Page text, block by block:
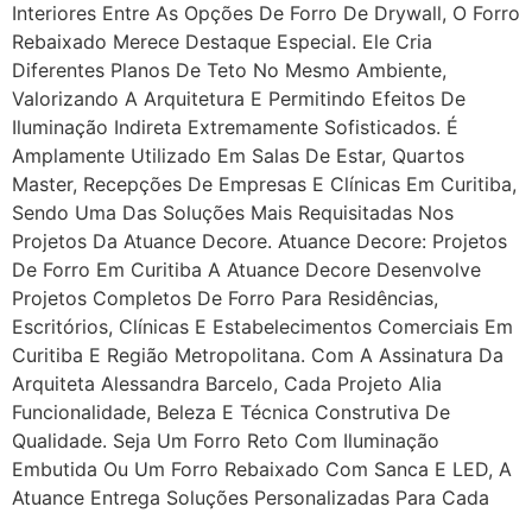
Interiores Entre As Opções De Forro De Drywall, O Forro
Rebaixado Merece Destaque Especial. Ele Cria
Diferentes Planos De Teto No Mesmo Ambiente,
Valorizando A Arquitetura E Permitindo Efeitos De
Iluminação Indireta Extremamente Sofisticados. É
Amplamente Utilizado Em Salas De Estar, Quartos
Master, Recepções De Empresas E Clínicas Em Curitiba,
Sendo Uma Das Soluções Mais Requisitadas Nos
Projetos Da Atuance Decore. Atuance Decore: Projetos
De Forro Em Curitiba A Atuance Decore Desenvolve
Projetos Completos De Forro Para Residências,
Escritórios, Clínicas E Estabelecimentos Comerciais Em
Curitiba E Região Metropolitana. Com A Assinatura Da
Arquiteta Alessandra Barcelo, Cada Projeto Alia
Funcionalidade, Beleza E Técnica Construtiva De
Qualidade. Seja Um Forro Reto Com Iluminação
Embutida Ou Um Forro Rebaixado Com Sanca E LED, A
Atuance Entrega Soluções Personalizadas Para Cada